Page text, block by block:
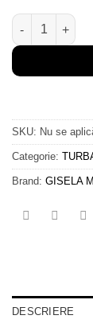
Cantitate
SKU: Nu se
Categorie:
Brand: GISELA
DESCRIERE